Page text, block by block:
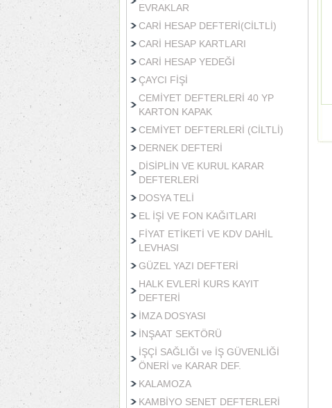
EVRAKLAR
CARİ HESAP DEFTERİ(CİLTLİ)
CARİ HESAP KARTLARI
CARİ HESAP YEDEĞİ
ÇAYCI FİŞİ
CEMİYET DEFTERLERİ 40 YP
KARTON KAPAK
CEMİYET DEFTERLERİ (CİLTLİ)
DERNEK DEFTERİ
DİSİPLİN VE KURUL KARAR
DEFTERLERİ
DOSYA TELİ
EL İŞİ VE FON KAĞITLARI
FİYAT ETİKETİ VE KDV DAHİL
LEVHASI
GÜZEL YAZI DEFTERİ
HALK EVLERİ KURS KAYIT
DEFTERİ
İMZA DOSYASI
İNŞAAT SEKTÖRÜ
İŞÇİ SAĞLIĞI ve İŞ GÜVENLİĞİ
ÖNERİ ve KARAR DEF.
KALAMOZA
KAMBİYO SENET DEFTERLERİ